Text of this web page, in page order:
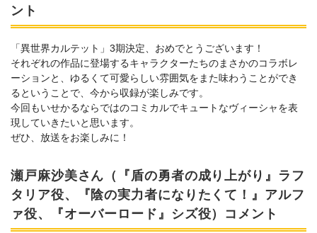
ント
「異世界カルテット」3期決定、おめでとうございます！
それぞれの作品に登場するキャラクターたちのまさかのコラボレ
ーションと、ゆるくて可愛らしい雰囲気をまた味わうことができ
るということで、今から収録が楽しみです。
今回もいせかるならではのコミカルでキュートなヴィーシャを表
現していきたいと思います。
ぜひ、放送をお楽しみに！
瀬戸麻沙美さん（『盾の勇者の成り上がり』ラフ
タリア役、『陰の実力者になりたくて！』アルフ
ァ役、『オーバーロード』シズ役）コメント